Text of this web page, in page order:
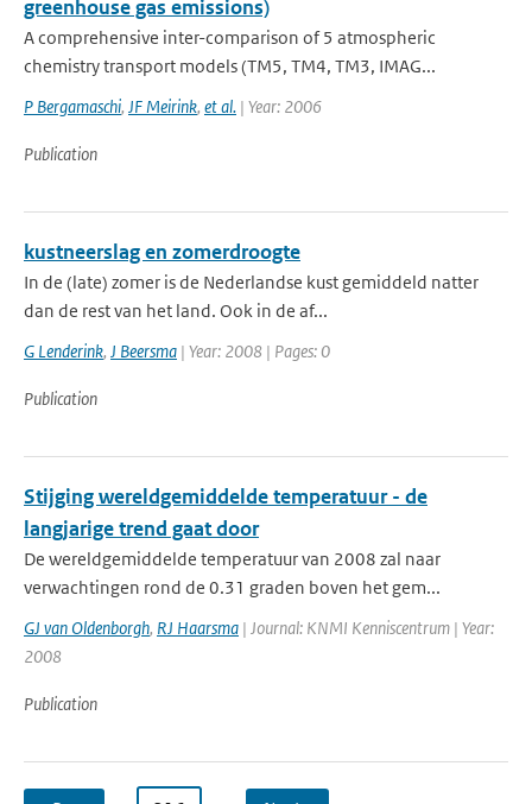
greenhouse gas emissions)
A comprehensive inter-comparison of 5 atmospheric
chemistry transport models (TM5, TM4, TM3, IMAG...
P Bergamaschi, JF Meirink, et al. | Year: 2006
Publication
kustneerslag en zomerdroogte
In de (late) zomer is de Nederlandse kust gemiddeld natter
dan de rest van het land. Ook in de af...
G Lenderink, J Beersma | Year: 2008 | Pages: 0
Publication
Stijging wereldgemiddelde temperatuur - de
langjarige trend gaat door
De wereldgemiddelde temperatuur van 2008 zal naar
verwachtingen rond de 0.31 graden boven het gem...
GJ van Oldenborgh, RJ Haarsma | Journal: KNMI Kenniscentrum | Year:
2008
Publication